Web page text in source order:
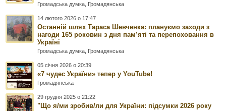
Громадська думка, Громадянська
14 лютого 2026 о 17:47
Останній шлях Тараса Шевченка: плануємо заходи з
нагоди 165 роковин з дня памʼяті та перепоховання в
Україні
Громадська думка, Громадянська
05 січня 2026 о 20:39
«7 чудес України» тепер у YouTube!
Громадянська
29 грудня 2025 о 21:22
"Що я/ми зробив/ли для України: підсумки 2026 року